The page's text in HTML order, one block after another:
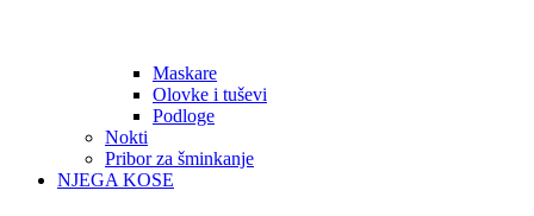
Maskare
Olovke i tuševi
Podloge
Nokti
Pribor za šminkanje
NJEGA KOSE